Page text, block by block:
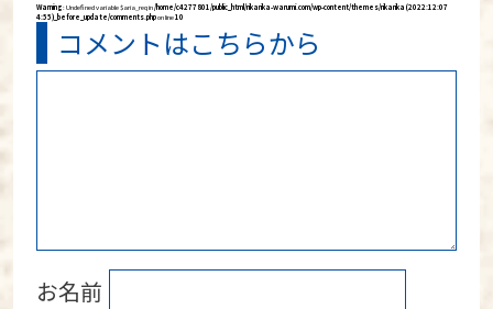
Warning: Undefined variable $aria_req in/home/c4277801/public_html/rikarika-warumi.com/wp-content/themes/rikarika (2022:12:07
4:55)_before_update/comments.phpon line10
コメントはこちらから
お名前